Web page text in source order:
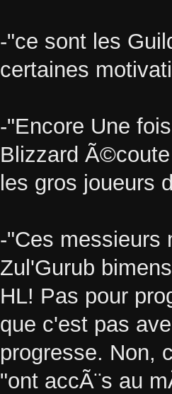
-"ce sont les
certaines
-"Encore Une
Blizzard
les gros joueurs
-"Ces messieurs
Zul'Gurub
HL! Pas pour
que c'est pas
progresse. Non,
"ont accÃ¨s au